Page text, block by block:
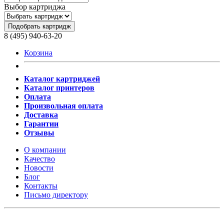
Выбор картриджа
Подобрать картридж
8 (495) 940-63-20
Корзина
Каталог картриджей
Каталог принтеров
Оплата
Произвольная оплата
Доставка
Гарантии
Отзывы
О компании
Качество
Новости
Блог
Контакты
Письмо директору